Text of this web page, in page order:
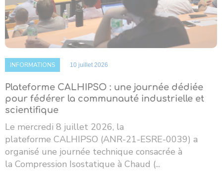
INFORMATIONS 10 juillet 2026
Plateforme CALHIPSO : une journée dédiée
pour fédérer la communauté industrielle et
scientifique
Le mercredi 8 juillet 2026, la
plateforme CALHIPSO (ANR-21-ESRE-0039) a
organisé une journée technique consacrée à
la Compression Isostatique à Chaud (...